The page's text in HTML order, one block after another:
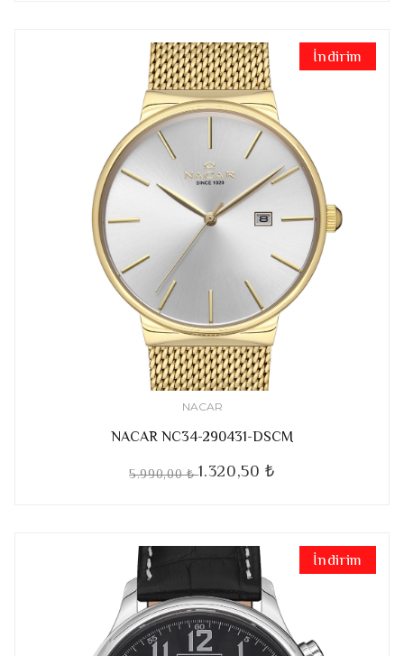
İndirim
NACAR
NACAR NC34-290431-DSCM
5.990,00 ₺1.320,50 ₺
İndirim